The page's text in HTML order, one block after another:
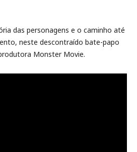
das personagens e o caminho até
neste descontraído bate-papo
Monster Movie.